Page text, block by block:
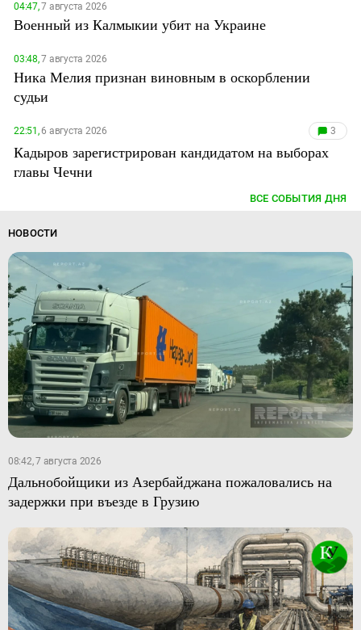
04:47,7 августа 2026
Военный из Калмыкии убит на Украине
03:48,7 августа 2026
Ника Мелия признан виновным в оскорблении
судьи
22:51,6 августа 2026 3
Кадыров зарегистрирован кандидатом на выборах
главы Чечни
ВСЕ СОБЫТИЯ ДНЯ
НОВОСТИ
08:42, 7 августа 2026
Дальнобойщики из Азербайджана пожаловались на
задержки при въезде в Грузию